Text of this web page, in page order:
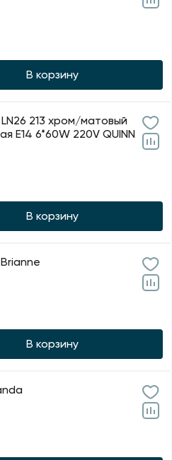
В корзину
LN26 213 хром/матовый
E14 6*60W 220V QUINN
В корзину
В корзину